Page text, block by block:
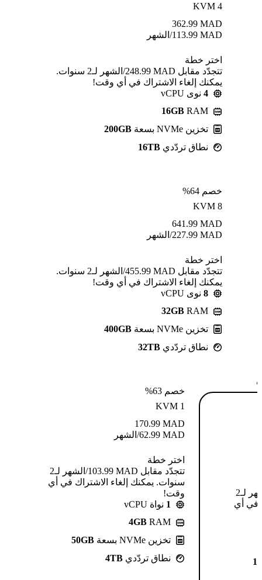
KVM 4
MAD
362.99
MAD
113.99/الشهر
اختر خطة
تتجدّد مقابل MAD ⁦248.99⁩/الشهر لـ2 سنوات.
يمكنك إلغاء الاشتراك في أي وقت!
4 نوى vCPU
16GB RAM
تخزين NVMe بسعة
200GB
نطاق تردّدي 16TB
خصم 64%
KVM 8
MAD
641.99
MAD
227.99/الشهر
اختر خطة
تتجدّد مقابل MAD ⁦455.99⁩/الشهر لـ2 سنوات.
يمكنك إلغاء الاشتراك في أي وقت!
8 نوى vCPU
32GB RAM
تخزين NVMe بسعة
400GB
نطاق تردّدي 32TB
خصم 63%
KVM 1
MAD
170.99
MAD
62.99/الشهر
اختر خطة
تتجدّد مقابل MAD ⁦103.99⁩/الشهر لـ2
سنوات. يمكنك إلغاء الاشتراك في أي
وقت!
1 نواة vCPU
4GB RAM
تخزين NVMe بسعة
50GB
نطاق تردّدي 4TB
تتجدّد مقابل MAD ⁦124.99⁩/الشهر لـ2
في أي